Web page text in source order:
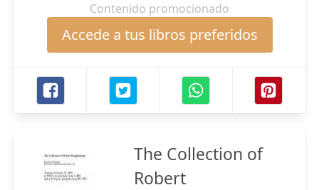
Contenido promocionado
Accede a tus libros preferidos
The Collection of
Robert